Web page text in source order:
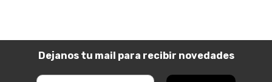
Dejanos tu mail para recibir novedades